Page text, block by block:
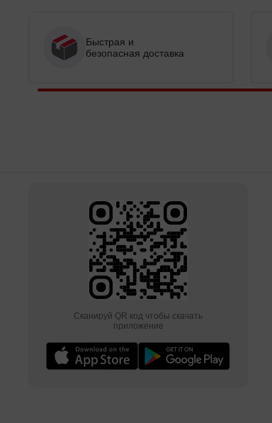
Быстрая и
безопасная доставка
Сканируй QR код чтобы скачать
приложение